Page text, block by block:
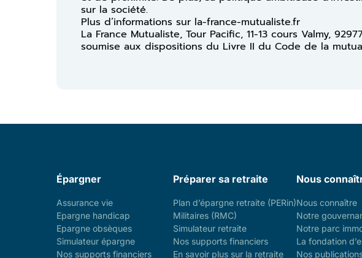
sur la société.
Plus d’informations sur la-france-mutualiste.fr
La France Mutualiste, Tour Pacific, 11-13 cours Valmy,
soumise aux dispositions du Livre II du Code de la
Épargner
Assurance vie
Epargne handicap
Epargne obsèques
Simulateur épargne
Nos supports financiers
Préparer sa retraite
Plan d’épargne retraite (PERin)
Militaires (RMC)
Simulateur retraite
Nos supports financiers
En savoir plus sur la retraite
Nous
Nous connaître
Notre
Notre parc
La fondation
Nos